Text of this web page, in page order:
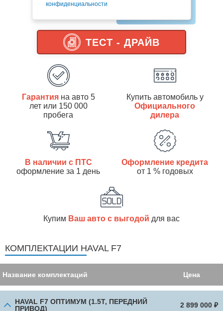
конфиденциальности
ТЕСТ - ДРАЙВ
Гарантияна авто 5
лет или 150 000
пробегa
Купить автомобиль у
Официального
дилера
В наличии с ПТС
оформление за 1 день
Оформление кредита
от 1 % годовых
Купим Ваш авто с выгодой для вас
КОМПЛЕКТАЦИИ HAVAL F7
Название комплектаций Цена
HAVAL F7 ОПТИМУМ (1.5Т, ПЕРЕДНИЙ
ПРИВОД)
2 899 000 ₽